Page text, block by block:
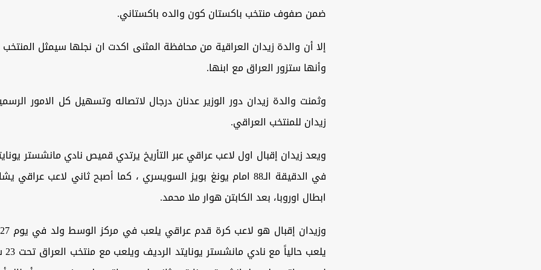
ضمن صفوف منتخب باكستان كون والده باكستاني.
إلا أن والدة زيدان العراقية من محافظة المثنى اكدت ان نجلها سيمثل المنتخب
وأنها ستزور العراق مع ابنها.
وثمنت والدة زيدان دور الوزير عدنان درجال لاتصاله وتسهيل كل الامور
زيدان للمنتخب العراقي.
ويعد زيدان إقبال اول لاعب عراقي عبر التأريخ يرتدي قميص نادي مانشستر
في الدقيقة الـ88 امام يونغ بويز السويسري ، كما أصبح ثاني لاعب
ابطال اوروبا، بعد الكابتن هوار ملا محمد.